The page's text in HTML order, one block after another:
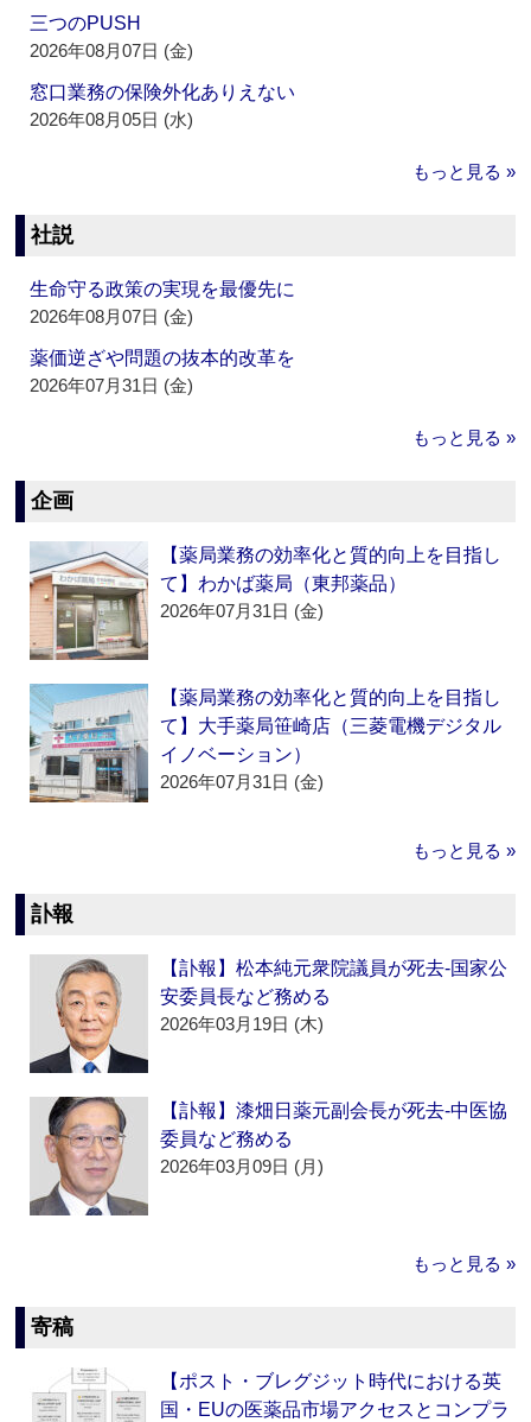
三つのPUSH
2026年08月07日 (金)
窓口業務の保険外化ありえない
2026年08月05日 (水)
もっと見る »
社説
生命守る政策の実現を最優先に
2026年08月07日 (金)
薬価逆ざや問題の抜本的改革を
2026年07月31日 (金)
もっと見る »
企画
【薬局業務の効率化と質的向上を目指し
て】わかば薬局（東邦薬品）
2026年07月31日 (金)
【薬局業務の効率化と質的向上を目指し
て】大手薬局笹崎店（三菱電機デジタル
イノベーション）
2026年07月31日 (金)
もっと見る »
訃報
【訃報】松本純元衆院議員が死去‐国家公
安委員長など務める
2026年03月19日 (木)
【訃報】漆畑日薬元副会長が死去‐中医協
委員など務める
2026年03月09日 (月)
もっと見る »
寄稿
【ポスト・ブレグジット時代における英
国・EUの医薬品市場アクセスとコンプラ